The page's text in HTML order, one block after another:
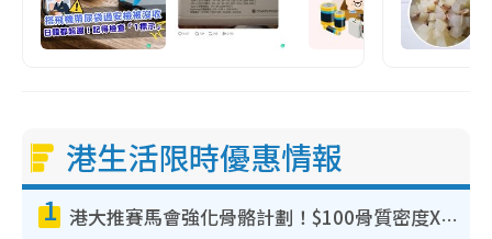
港生活限時優惠情報
1 港大推賽馬會強化骨骼計劃！$100骨質密度X光檢查 完成免費運動訓練送超市禮券！附參加資格